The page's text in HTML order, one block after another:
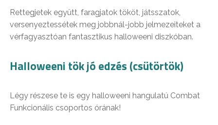
Rettegjetek együtt, faragjatok tököt, játsszatok,
versenyeztessétek meg jobbnál-jobb jelmezeiteket a
vérfagyasztóan fantasztikus halloweeni diszkóban.
Halloweeni tök jó edzés (csütörtök)
Légy részese te is egy halloweeni hangulatú Combat
Funkcionális csoportos órának!